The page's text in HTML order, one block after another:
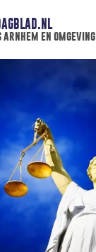
en omgeving